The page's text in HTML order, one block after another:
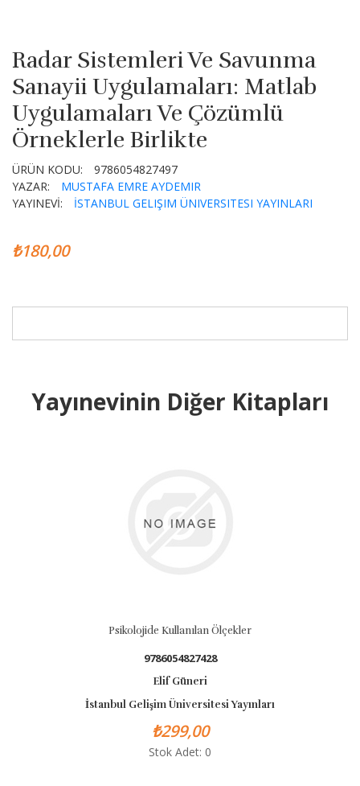
Radar Sistemleri Ve Savunma
Sanayii Uygulamaları: Matlab
Uygulamaları Ve Çözümlü
Örneklerle Birlikte
ÜRÜN KODU:
9786054827497
YAZAR:
MUSTAFA EMRE AYDEMIR
YAYINEVİ:
İSTANBUL GELIŞIM ÜNIVERSITESI YAYINLARI
₺180,00
Yayınevinin Diğer Kitapları
Psikolojide Kullanılan Ölçekler
9786054827428
Elif Güneri
İstanbul Gelişim Üniversitesi Yayınları
₺299,00
Stok Adet: 0